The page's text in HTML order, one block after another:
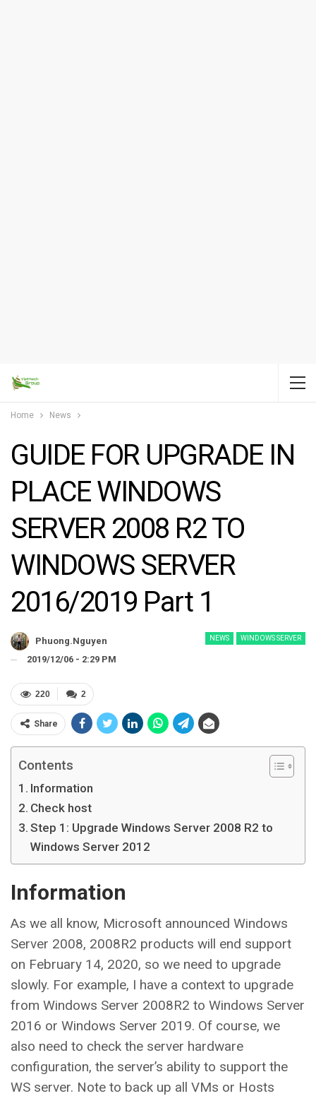
Home News
GUIDE FOR UPGRADE IN
PLACE WINDOWS
SERVER 2008 R2 TO
WINDOWS SERVER
2016/2019 Part 1
NEWS WINDOWS SERVER
Phuong.nguyen
2019/12/06 - 2:29 PM
2
220
Share
Contents
Information
Check host
Step 1: Upgrade Windows Server 2008 R2 to
Windows Server 2012
Information
As we all know, Microsoft announced Windows
Server 2008, 2008R2 products will end support
on February 14, 2020, so we need to upgrade
slowly. For example, I have a context to upgrade
from Windows Server 2008R2 to Windows Server
2016 or Windows Server 2019. Of course, we
also need to check the server hardware
configuration, the server’s ability to support the
WS server. Note to back up all VMs or Hosts